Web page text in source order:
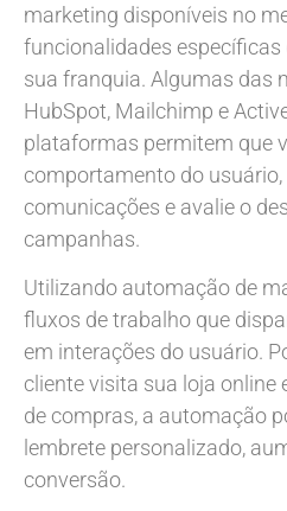
marketing disponíveis no
funcionalidades
sua franquia. Algumas das
HubSpot, Mailchimp e
plataformas permitem que
comportamento do
comunicações e avalie o
campanhas.
Utilizando automação de
fluxos de trabalho que
em interações do usuário.
cliente visita sua loja online
de compras, a automação
lembrete personalizado,
conversão.